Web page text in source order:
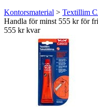
Kontorsmaterial > Textillim
Handla för minst 555 kr för
555 kr kvar